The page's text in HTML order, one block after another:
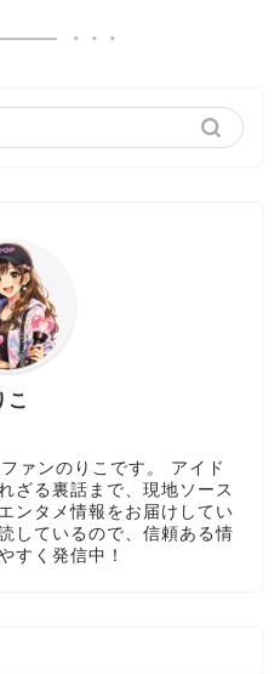
こ
ァンのりこです。 アイド
ざる裏話まで、現地ソース
ンタメ情報をお届けしてい
しているので、信頼ある情
すく発信中！